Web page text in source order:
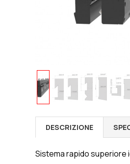
DESCRIZIONE
Sistema rapido superiore